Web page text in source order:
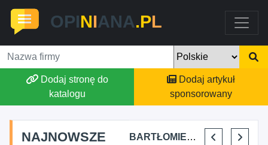
OPINIANA.PL
Dodaj stronę do
katalogu
Dodaj artykuł
sponsorowany
NAJNOWSZE
FJK-IT FILIP SZYMAŃSKI BARTŁOMIEJ DYLIK CLOUDY AFFAIRS INTERNATIONAL KRYSTIAN PISULA